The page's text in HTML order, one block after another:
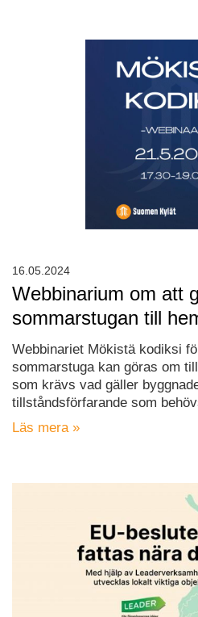
Webbinarium om att
sommarstugan till
Webbinariet Mökistä kodiksi
sommarstuga kan göras om
som krävs vad gäller
tillståndsförfarande som
Läs mera »
16.05.2024